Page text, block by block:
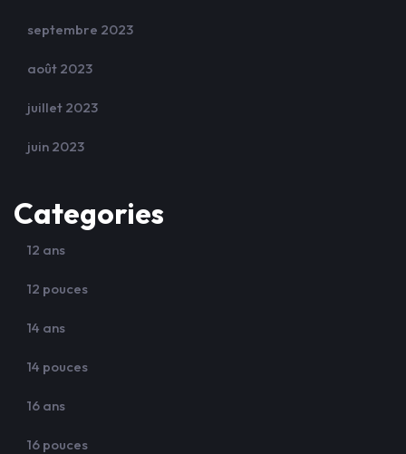
septembre 2023
août 2023
juillet 2023
juin 2023
Categories
12 ans
12 pouces
14 ans
14 pouces
16 ans
16 pouces